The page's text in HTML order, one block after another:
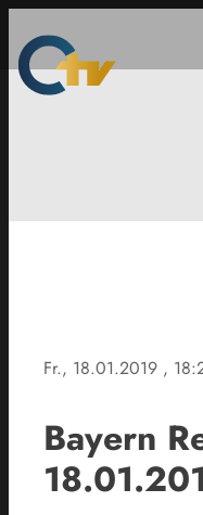
Fr., 18.01.2019 ,
Bayern